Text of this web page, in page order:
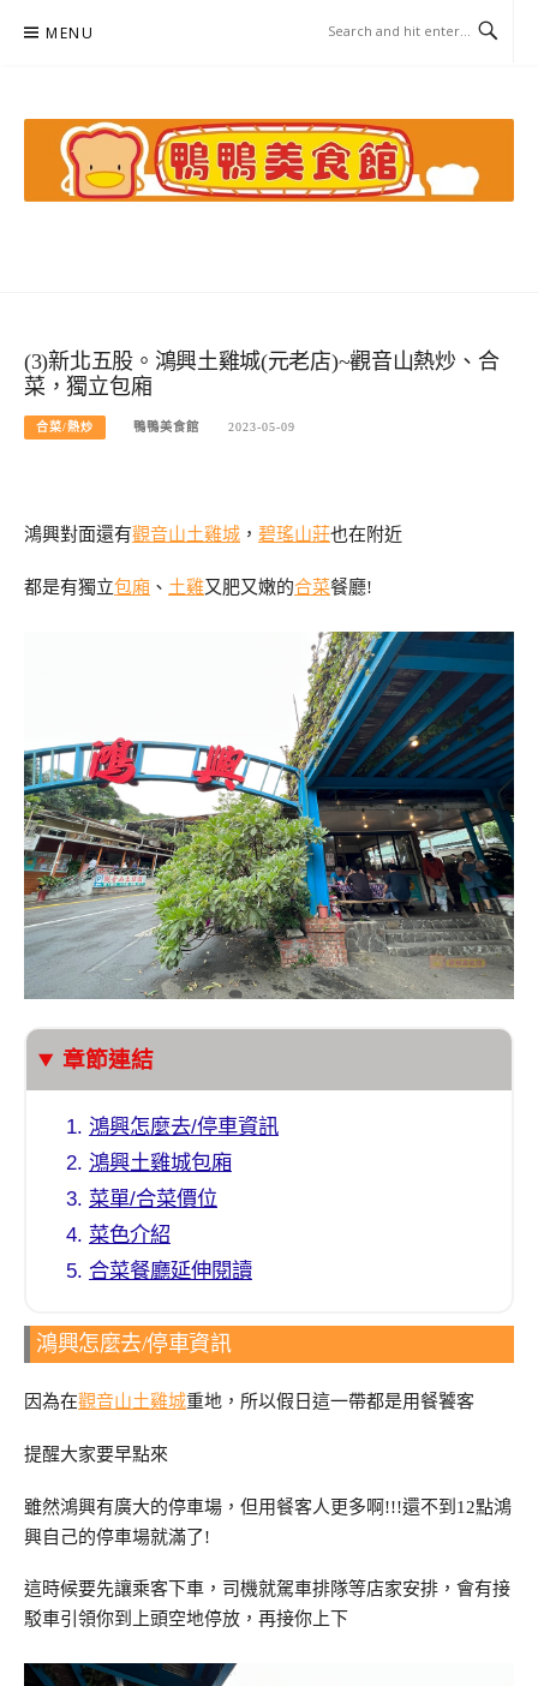
MENU
(3)新北五股。鴻興土雞城(元老店)~觀音山熱炒、合
菜，獨立包廂
合菜/熱炒 鴨鴨美食館 2023-05-09
鴻興對面還有觀音山土雞城 ， 碧瑤山莊也在附近
都是有獨立包廂 、 土雞又肥又嫩的合菜餐廳!
章節連結
鴻興怎麼去/停車資訊
鴻興土雞城包廂
菜單/合菜價位
菜色介紹
合菜餐廳延伸閱讀
鴻興怎麼去/停車資訊
因為在觀音山土雞城重地，所以假日這一帶都是用餐饕客
提醒大家要早點來
雖然鴻興有廣大的停車場，但用餐客人更多啊!!!還不到12點鴻
興自己的停車場就滿了!
這時候要先讓乘客下車，司機就駕車排隊等店家安排，會有接
駁車引領你到上頭空地停放，再接你上下